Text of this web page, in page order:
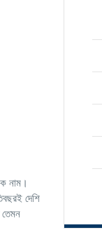
নাম।
দেশি